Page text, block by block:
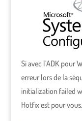
Si avec l’ADK pour
erreur lors de la
initialization failed
Hotfix est pour vous.